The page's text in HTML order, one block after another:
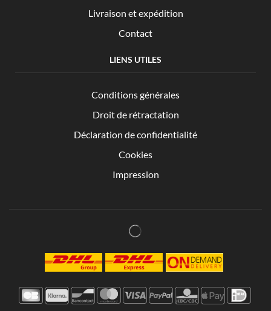
Livraison et expédition
Contact
LIENS UTILES
Conditions générales
Droit de rétractation
Déclaration de confidentialité
Cookies
Impression